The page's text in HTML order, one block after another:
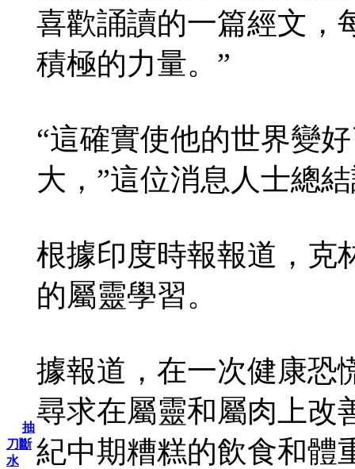
抽
刀斷
水
喜歡誦讀的一篇經文，
積極的力量。”
“這確實使他的世界變
大，”這位消息人士總
根據印度時報報道，克
的屬靈學習。
據報道，在一次健康恐
尋求在屬靈和屬肉上改
紀中期糟糕的飲食和體